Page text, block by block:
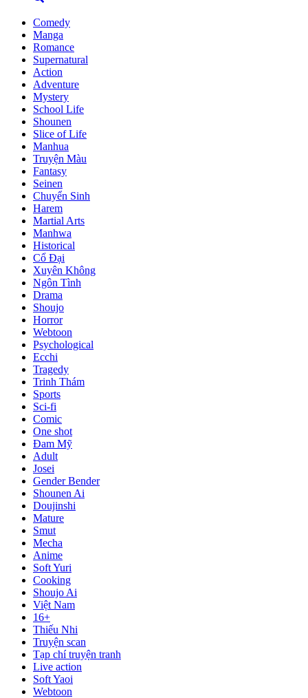
Comedy
Manga
Romance
Supernatural
Action
Adventure
Mystery
School Life
Shounen
Slice of Life
Manhua
Truyện Màu
Fantasy
Seinen
Chuyển Sinh
Harem
Martial Arts
Manhwa
Historical
Cổ Đại
Xuyên Không
Ngôn Tình
Drama
Shoujo
Horror
Webtoon
Psychological
Ecchi
Tragedy
Trinh Thám
Sports
Sci-fi
Comic
One shot
Đam Mỹ
Adult
Josei
Gender Bender
Shounen Ai
Doujinshi
Mature
Smut
Mecha
Anime
Soft Yuri
Cooking
Shoujo Ai
Việt Nam
16+
Thiếu Nhi
Truyện scan
Tạp chí truyện tranh
Live action
Soft Yaoi
Webtoon